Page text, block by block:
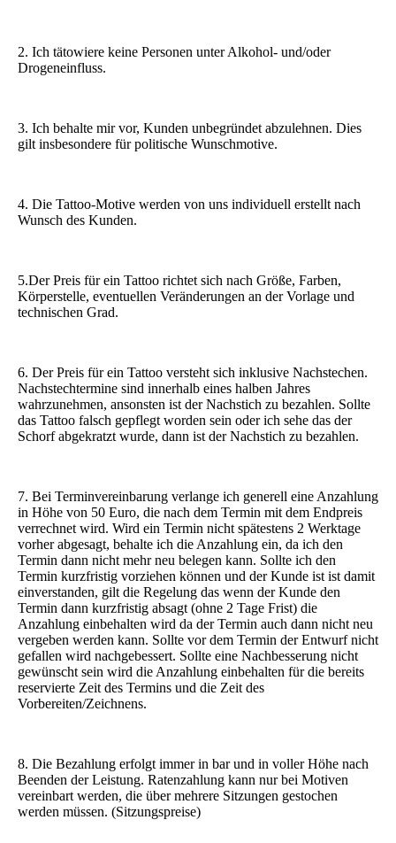
2. Ich tätowiere keine Personen unter Alkohol- und/oder
Drogeneinfluss.
3. Ich behalte mir vor, Kunden unbegründet abzulehnen. Dies
gilt insbesondere für politische Wunschmotive.
4. Die Tattoo-Motive werden von uns individuell erstellt nach
Wunsch des Kunden.
5.Der Preis für ein Tattoo richtet sich nach Größe, Farben,
Körperstelle, eventuellen Veränderungen an der Vorlage und
technischen Grad.
6. Der Preis für ein Tattoo versteht sich inklusive Nachstechen.
Nachstechtermine sind innerhalb eines halben Jahres
wahrzunehmen, ansonsten ist der Nachstich zu bezahlen. Sollte
das Tattoo falsch gepflegt worden sein oder ich sehe das der
Schorf abgekratzt wurde, dann ist der Nachstich zu bezahlen.
7. Bei Terminvereinbarung verlange ich generell eine Anzahlung
in Höhe von 50 Euro, die nach dem Termin mit dem Endpreis
verrechnet wird. Wird ein Termin nicht spätestens 2 Werktage
vorher abgesagt, behalte ich die Anzahlung ein, da ich den
Termin dann nicht mehr neu belegen kann. Sollte ich den
Termin kurzfristig vorziehen können und der Kunde ist ist damit
einverstanden, gilt die Regelung das wenn der Kunde den
Termin dann kurzfristig absagt (ohne 2 Tage Frist) die
Anzahlung einbehalten wird da der Termin auch dann nicht neu
vergeben werden kann. Sollte vor dem Termin der Entwurf nicht
gefallen wird nachgebessert. Sollte eine Nachbesserung nicht
gewünscht sein wird die Anzahlung einbehalten für die bereits
reservierte Zeit des Termins und die Zeit des
Vorbereiten/Zeichnens.
8. Die Bezahlung erfolgt immer in bar und in voller Höhe nach
Beenden der Leistung. Ratenzahlung kann nur bei Motiven
vereinbart werden, die über mehrere Sitzungen gestochen
werden müssen. (Sitzungspreise)